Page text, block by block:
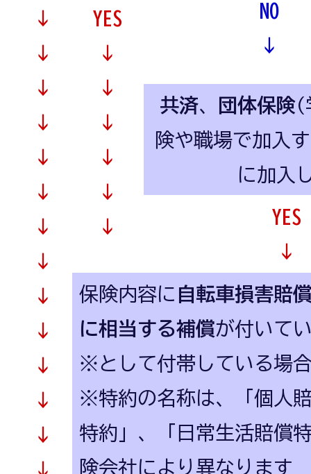
↓
↓
↓
↓
↓
↓
↓
↓
↓
↓
↓
↓
↓
↓
YES
↓
↓
↓
↓
↓
↓
NO
↓
共済、 団体保険(
険や職場で加入
に加入
YES
↓
保険内容に 自転車損害賠
に相当する補償が付いて
※として付帯している場
※特約の名称は、「個人
特約」、「日常生活賠償
険会社により異なります